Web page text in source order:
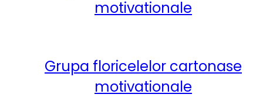
motivationale
Grupa floricelelor cartonase
motivationale